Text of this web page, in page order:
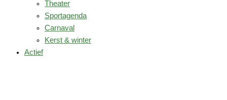
Theater
Sportagenda
Carnaval
Kerst & winter
Actief